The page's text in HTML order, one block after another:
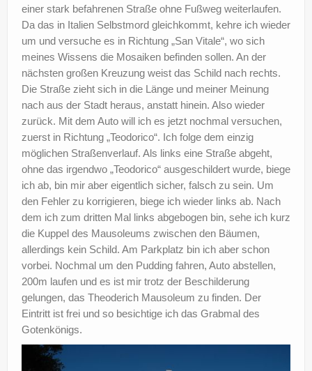
einer stark befahrenen Straße ohne Fußweg weiterlaufen.
Da das in Italien Selbstmord gleichkommt, kehre ich wieder
um und versuche es in Richtung „San Vitale“, wo sich
meines Wissens die Mosaiken befinden sollen. An der
nächsten großen Kreuzung weist das Schild nach rechts.
Die Straße zieht sich in die Länge und meiner Meinung
nach aus der Stadt heraus, anstatt hinein. Also wieder
zurück. Mit dem Auto will ich es jetzt nochmal versuchen,
zuerst in Richtung „Teodorico“. Ich folge dem einzig
möglichen Straßenverlauf. Als links eine Straße abgeht,
ohne das irgendwo „Teodorico“ ausgeschildert wurde, biege
ich ab, bin mir aber eigentlich sicher, falsch zu sein. Um
den Fehler zu korrigieren, biege ich wieder links ab. Nach
dem ich zum dritten Mal links abgebogen bin, sehe ich kurz
die Kuppel des Mausoleums zwischen den Bäumen,
allerdings kein Schild. Am Parkplatz bin ich aber schon
vorbei. Nochmal um den Pudding fahren, Auto abstellen,
200m laufen und es ist mir trotz der Beschilderung
gelungen, das Theoderich Mausoleum zu finden. Der
Eintritt ist frei und so besichtige ich das Grabmal des
Gotenkönigs.